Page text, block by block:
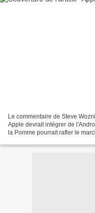
Le commentaire de Steve
Apple devrait intégrer de
la Pomme pourrait rafler le